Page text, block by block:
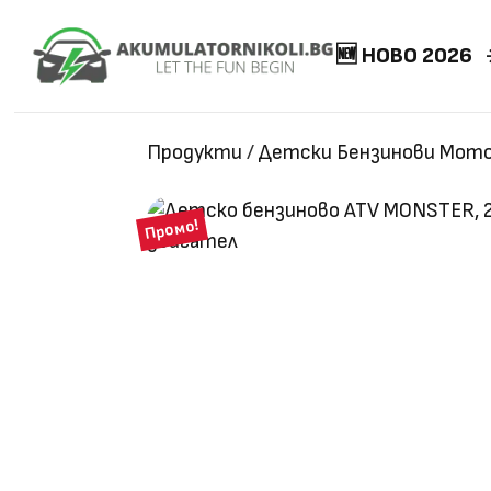
🆕 НОВО 2026
Продукти /Детски Бензинови
Промо!